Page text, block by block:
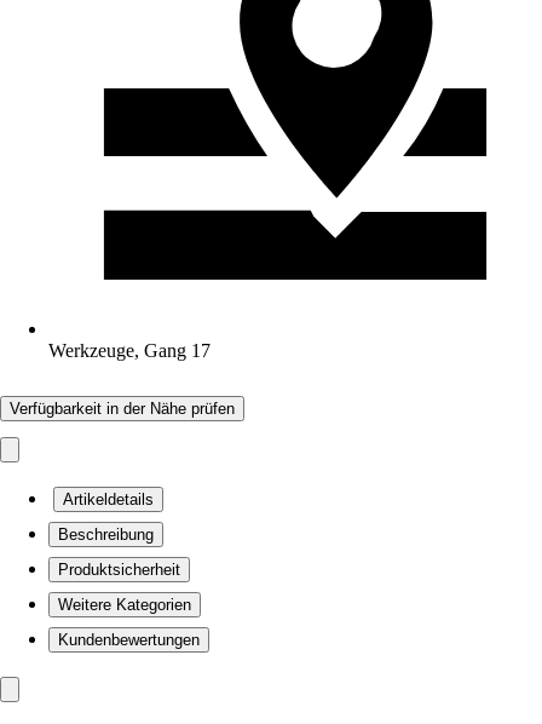
Werkzeuge, Gang 17
Verfügbarkeit in der Nähe prüfen
Artikeldetails
Beschreibung
Produktsicherheit
Weitere Kategorien
Kundenbewertungen